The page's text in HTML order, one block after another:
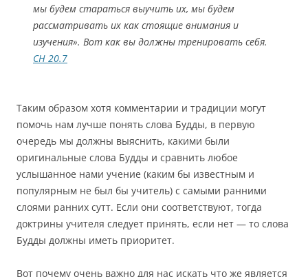
мы будем стараться выучить их, мы будем
рассматривать их как стоящие внимания и
изучения». Вот как вы должны тренировать себя.
СН 20.7
Таким образом хотя комментарии и традиции могут
помочь нам лучше понять слова Будды, в первую
очередь мы должны выяснить, какими были
оригинальные слова Будды и сравнить любое
услышанное нами учение (каким бы известным и
популярным не был бы учитель) с самыми ранними
слоями ранних сутт. Если они соответствуют, тогда
доктрины учителя следует принять, если нет — то слова
Будды должны иметь приоритет.
Вот почему очень важно для нас искать что же является